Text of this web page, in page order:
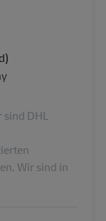
sind DHL
Wir sind in